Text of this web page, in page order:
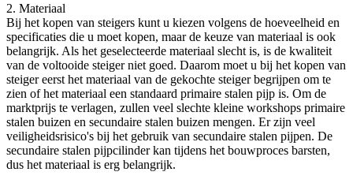
2. Materiaal
Bij het kopen van steigers kunt u kiezen volgens de hoeveelheid en
specificaties die u moet kopen, maar de keuze van materiaal is ook
belangrijk. Als het geselecteerde materiaal slecht is, is de kwaliteit
van de voltooide steiger niet goed. Daarom moet u bij het kopen van
steiger eerst het materiaal van de gekochte steiger begrijpen om te
zien of het materiaal een standaard primaire stalen pijp is. Om de
marktprijs te verlagen, zullen veel slechte kleine workshops primaire
stalen buizen en secundaire stalen buizen mengen. Er zijn veel
veiligheidsrisico's bij het gebruik van secundaire stalen pijpen. De
secundaire stalen pijpcilinder kan tijdens het bouwproces barsten,
dus het materiaal is erg belangrijk.